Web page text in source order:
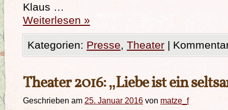
Klaus …
Weiterlesen »
Kategorien: Presse, Theater |
Theater 2016: „Liebe ist ein
Geschrieben am 25. Januar 2016 von matze_f